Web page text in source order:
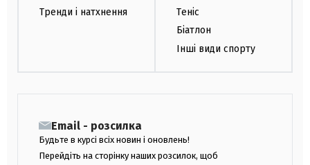
Тренди і натхнення
Теніс
Біатлон
Інші види спорту
Email - розсилка
Будьте в курсі всіх новин і оновлень!
Перейдіть на сторінку наших розсилок, щоб